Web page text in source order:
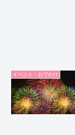
イベント・おでかけ